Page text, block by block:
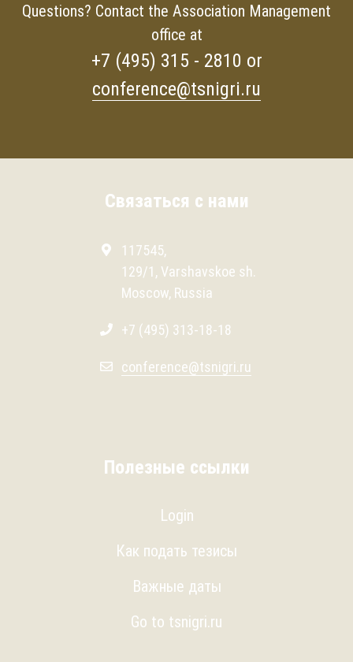
Questions? Contact the Association Management
office at
+7 (495) 315 - 2810 or
conference@tsnigri.ru
Связаться с нами
117545,
129/1, Varshavskoe sh.
Moscow, Russia
+7 (495) 313-18-18
conference@tsnigri.ru
Полезные ссылки
Login
Как подать тезисы
Важные даты
Go to tsnigri.ru